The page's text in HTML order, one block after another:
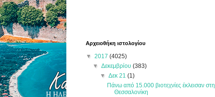
Αρχειοθήκη ιστολογίου
▼ 2017 (4025)
▼Δεκεμβρίου(383)
▼ Δεκ 21 (1)
Πάνω από 15.000 βιοτεχνίες έκλεισαν στη
Θεσσαλονίκη